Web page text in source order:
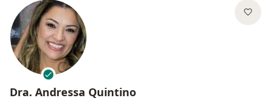
Dra. Andressa Quintino